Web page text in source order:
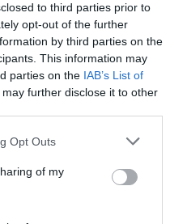
to third parties prior to
opt-out of the further
by third parties on the
This information may
parties on the IAB’s List of
may further disclose it to other
Opt Outs
of my
PREISE
Hotel
kmvom Zentrum
Hotel